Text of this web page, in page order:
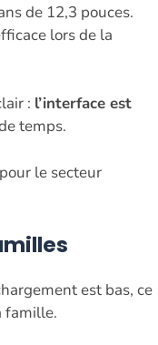
de 12,3 pouces.
lors de la
: l’interface est
temps.
le secteur
est bas, ce
famille.